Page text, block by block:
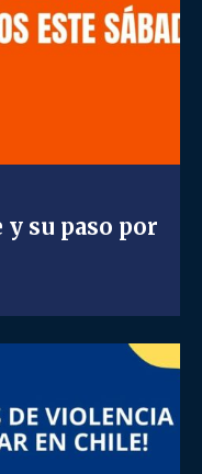
su paso por